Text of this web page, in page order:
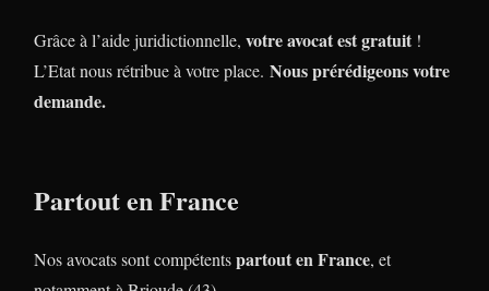
Grâce à l’aide juridictionnelle, votre avocat est gratuit !
L’Etat nous rétribue à votre place. Nous prérédigeons votre
demande.
Partout en France
Nos avocats sont compétentspartout en France, et